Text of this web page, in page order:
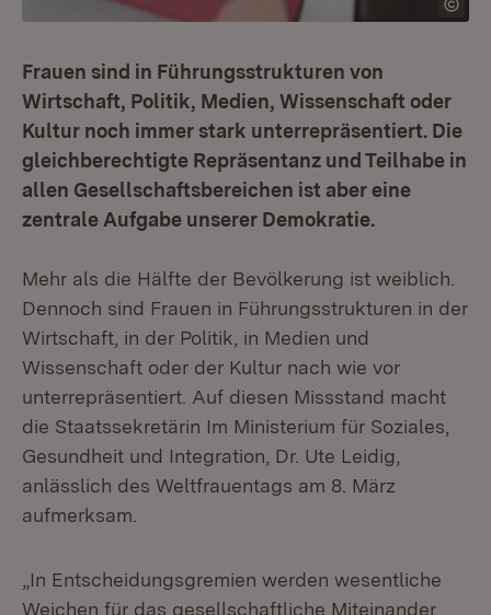
Frauen sind in Führungsstrukturen von
Wirtschaft, Politik, Medien, Wissenschaft oder
Kultur noch immer stark unterrepräsentiert. Die
gleichberechtigte Repräsentanz und Teilhabe in
allen Gesellschaftsbereichen ist aber eine
zentrale Aufgabe unserer Demokratie.
Mehr als die Hälfte der Bevölkerung ist weiblich.
Dennoch sind Frauen in Führungsstrukturen in der
Wirtschaft, in der Politik, in Medien und
Wissenschaft oder der Kultur nach wie vor
unterrepräsentiert. Auf diesen Missstand macht
die Staatssekretärin Im Ministerium für Soziales,
Gesundheit und Integration, Dr. Ute Leidig,
anlässlich des Weltfrauentags am 8. März
aufmerksam.
„In Entscheidungsgremien werden wesentliche
Weichen für das gesellschaftliche Miteinander